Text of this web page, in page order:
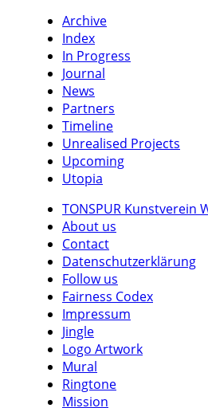
Archive
Index
In Progress
Journal
News
Partners
Timeline
Unrealised Projects
Upcoming
Utopia
TONSPUR Kunstverein
About us
Contact
Datenschutzerklärung
Follow us
Fairness Codex
Impressum
Jingle
Logo Artwork
Mural
Ringtone
Mission